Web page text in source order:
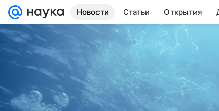
Новости Статьи Открытия